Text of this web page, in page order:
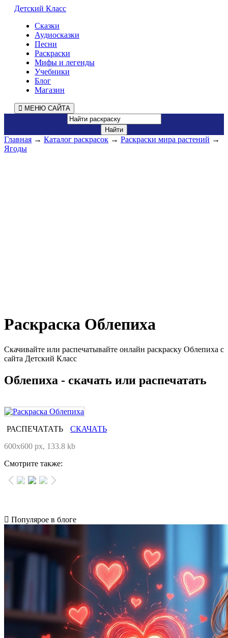
Детский Класс
Сказки
Аудиосказки
Песни
Раскраски
Мифы и легенды
Учебники
Блог
Магазин
МЕНЮ САЙТА
Главная → Каталог раскрасок → Раскраски мира растений →
Ягоды
Раскраска Облепиха
Скачивайте или распечатывайте онлайн раскраску Облепиха с
сайта Детский Класс
Облепиха - скачать или распечатать
РАСПЕЧАТАТЬ
СКАЧАТЬ
600x600 px, 133.8 kb
Смотрите также:
Популярое в блоге